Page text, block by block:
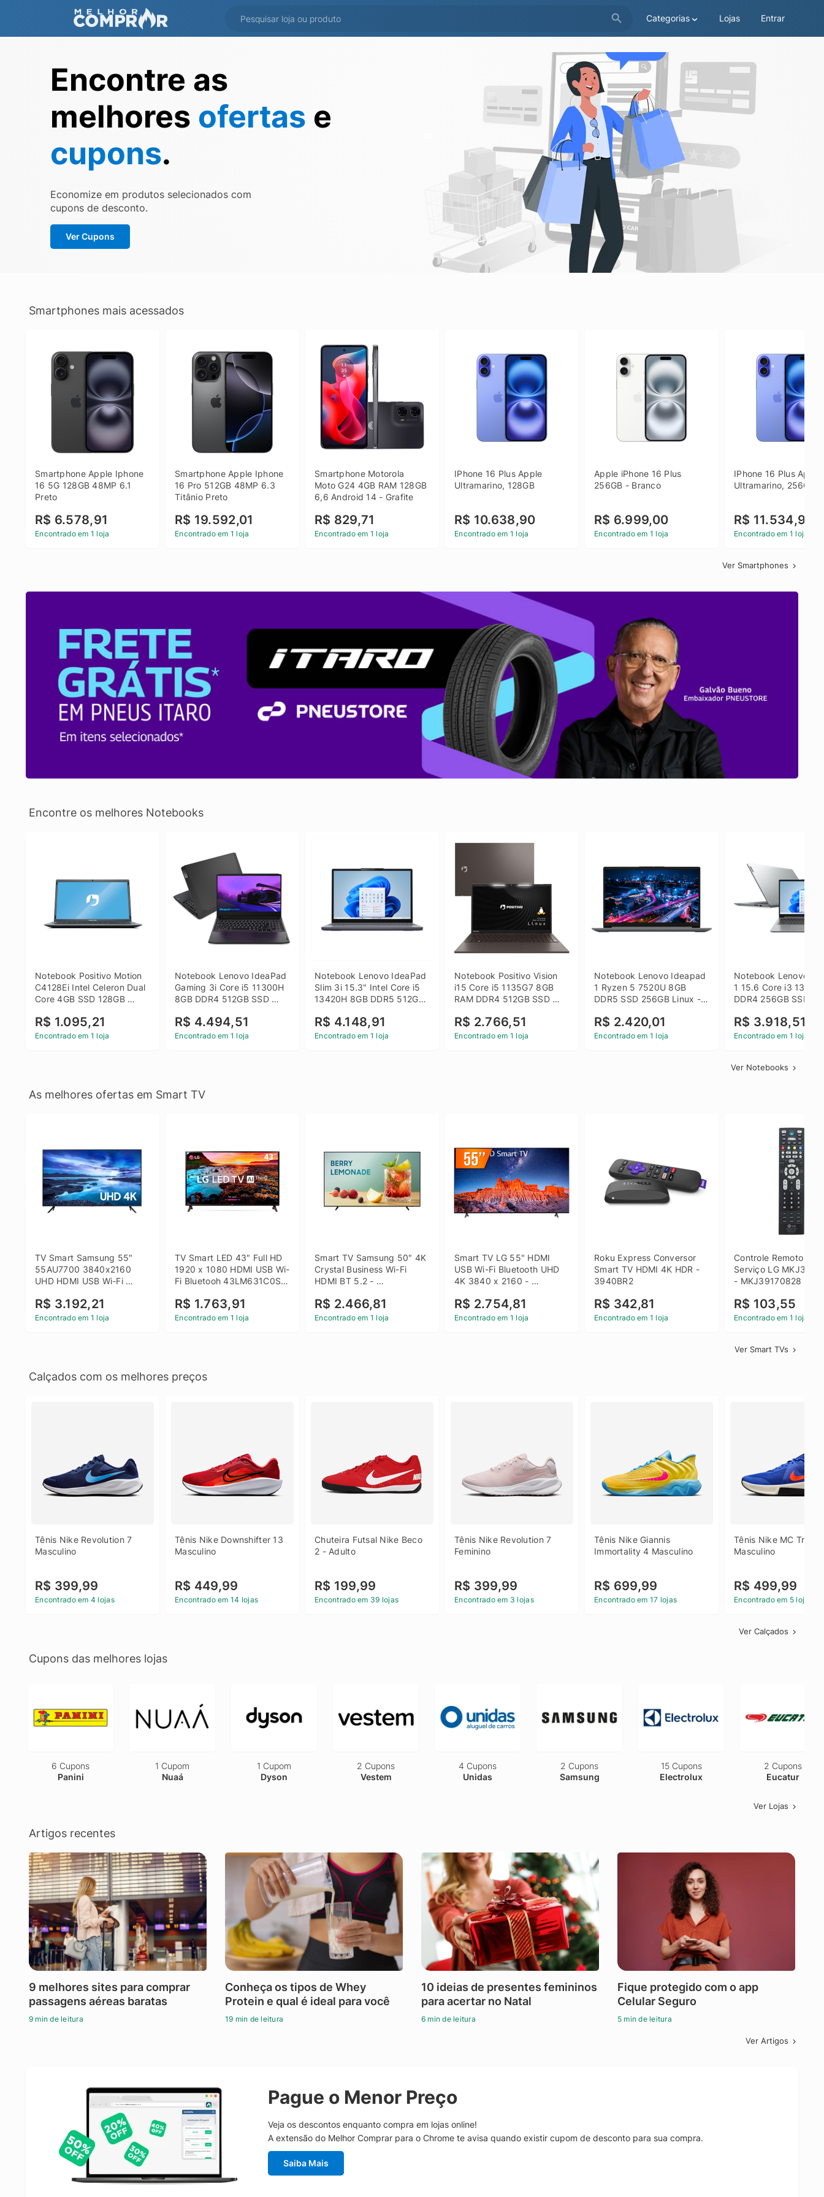
Categorias Lojas Entrar
Encontre as
melhores ofertas e
cupons.
Economize em produtos selecionados com
cupons de desconto.
Ver Cupons
Smartphones mais acessados
Smartphone Apple Iphone
16 5G 128GB 48MP 6.1
Preto
R$ 6.578,91
Encontrado em 1 loja
Smartphone Apple Iphone
16 Pro 512GB 48MP 6.3
Titânio Preto
R$ 19.592,01
Encontrado em 1 loja
Smartphone Motorola
Moto G24 4GB RAM 128GB
6,6 Android 14 - Grafite
R$ 829,71
Encontrado em 1 loja
IPhone 16 Plus Apple
Ultramarino, 128GB
R$ 10.638,90
Encontrado em 1 loja
Apple iPhone 16 Plus
256GB - Branco
R$ 6.999,00
Encontrado em 1 loja
IPhone 16 Plus Apple
Ultramarino, 256GB
R$ 11.534,90
Encontrado em 1 loja
Ver Smartphones
Encontre os melhores Notebooks
Notebook Positivo Motion
C4128Ei Intel Celeron Dual
Core 4GB SSD 128GB
R$ 1.095,21
Encontrado em 1 loja
Notebook Lenovo IdeaPad
Gaming 3i Core i5 11300H
8GB DDR4 512GB SSD
Linux - Preto
R$ 4.494,51
Encontrado em 1 loja
Notebook Lenovo IdeaPad
Slim 3i 15.3" Intel Core i5
13420H 8GB DDR5 512GB
R$ 4.148,91
Encontrado em 1 loja
Notebook Positivo Vision
i15 Core i5 1135G7 8GB
RAM DDR4 512GB SSD
R$ 2.766,51
Encontrado em 1 loja
Notebook Lenovo Ideapad
1 Ryzen 5 7520U 8GB
DDR5 SSD 256GB Linux -
R$ 2.420,01
Encontrado em 1 loja
Notebook Lenovo
1 15.6 Core i3 1315U
DDR4 256GB SSD
R$ 3.918,51
Encontrado em 1 loja
Ver Notebooks
As melhores ofertas em Smart TV
TV Smart Samsung 55"
55AU7700 3840x2160
UHD HDMI USB Wi-Fi
R$ 3.192,21
Encontrado em 1 loja
TV Smart LED 43" Full HD
1920 x 1080 HDMI USB Wi-
Fi Bluetooh 43LM631C0SB
R$ 1.763,91
Encontrado em 1 loja
Smart TV Samsung 50" 4K
Crystal Business Wi-Fi
HDMI BT 5.2 -
R$ 2.466,81
Encontrado em 1 loja
Smart TV LG 55" HDMI
USB Wi-Fi Bluetooth UHD
4K 3840 x 2160 -
R$ 2.754,81
Encontrado em 1 loja
Roku Express Conversor
Smart TV HDMI 4K HDR -
3940BR2
R$ 342,81
Encontrado em 1 loja
Controle Remoto de
Serviço LG
- MKJ39170828
R$ 103,55
Encontrado em 1 loja
Ver Smart TVs
Calçados com os melhores preços
Tênis Nike Revolution 7
Masculino
R$ 399,99
Encontrado em 4 lojas
Tênis Nike Downshifter 13
Masculino
R$ 449,99
Encontrado em 14 lojas
Chuteira Futsal Nike Beco
2 - Adulto
R$ 199,99
Encontrado em 39 lojas
Tênis Nike Revolution 7
Feminino
R$ 399,99
Encontrado em 3 lojas
Tênis Nike Giannis
Immortality 4 Masculino
R$ 699,99
Encontrado em 17 lojas
Tênis Nike MC
Masculino
R$ 499,99
Encontrado em 5 lojas
Ver Calçados
Cupons das melhores lojas
6 Cupons
Panini
1 Cupom
Nuaá
1 Cupom
Dyson
2 Cupons
Vestem
4 Cupons
Unidas
2 Cupons
Samsung
15 Cupons
Electrolux
2 Cupons
Eucatur
Ver Lojas
Artigos recentes
9 melhores sites para comprar
passagens aéreas baratas
9 min de leitura
Conheça os tipos de Whey
Protein e qual é ideal para você
19 min de leitura
10 ideias de presentes femininos
para acertar no Natal
6 min de leitura
Fique protegido com o app
Celular Seguro
5 min de leitura
Ver Artigos
Pague o Menor Preço
Veja os descontos enquanto compra em lojas online!
A extensão do Melhor Comprar para o Chrome te avisa quando existir cupom de desconto para sua compra.
Saiba Mais